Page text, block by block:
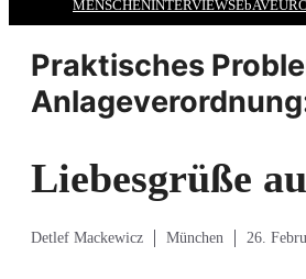
MENSCHENINTERVIEWSEbAV
Praktisches
Liebesgrüße
Detlef Mackewicz München 26.